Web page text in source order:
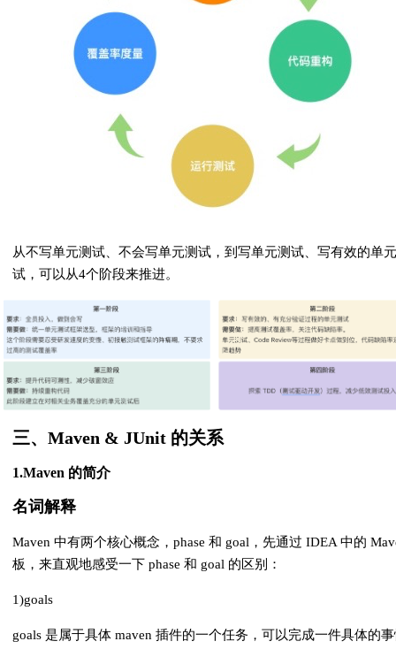
从不写单元测试、不会写单元测试，到写单元测试、写有效的单
试，可以从4个阶段来推进。
三、Maven & JUnit 的关系
1.Maven 的简介
名词解释
Maven 中有两个核心概念，phase 和 goal，先通过 IDEA 中的
板，来直观地感受一下 phase 和 goal 的区别：
1)goals
goals 是属于具体 maven 插件的一个任务，可以完成一件具体的